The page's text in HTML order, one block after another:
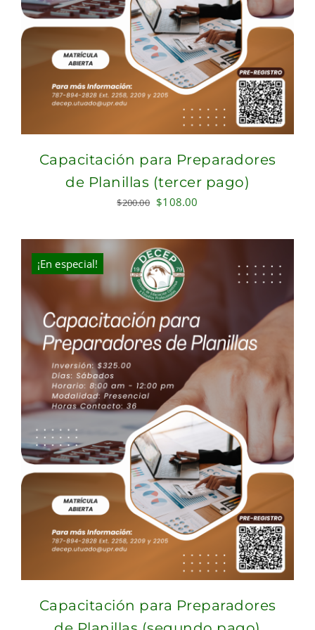
Capacitación para Preparadores
de Planillas (tercer pago)
$200.00 Original
was:
$200.00.
$108.00
is:
¡En especial!
Capacitación para Preparadores